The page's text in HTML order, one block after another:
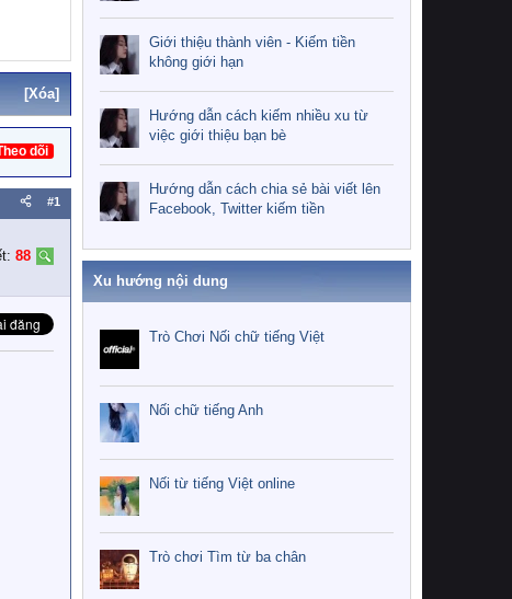
[Xóa]
dõi
#1
88
Giới thiệu thành viên - Kiếm tiền
không giới hạn
Hướng dẫn cách kiếm nhiều xu từ
việc giới thiệu bạn bè
Hướng dẫn cách chia sẻ bài viết lên
Facebook, Twitter kiếm tiền
Xu hướng nội dung
Trò Chơi Nối chữ tiếng Việt
Nối chữ tiếng Anh
Nối từ tiếng Việt online
Trò chơi Tìm từ ba chân